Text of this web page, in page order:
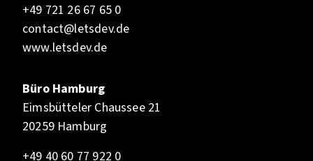
+49 721 26 67 65 0
contact@letsdev.de
www.letsdev.de
Büro Hamburg
Eimsbütteler Chaussee 21
20259 Hamburg
+49 40 60 77 922 0